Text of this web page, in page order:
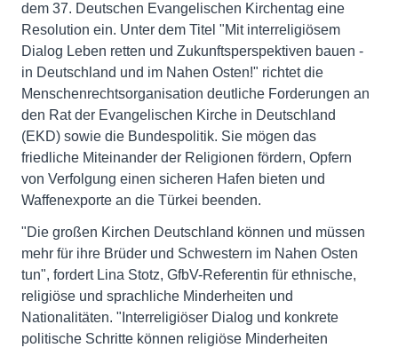
dem 37. Deutschen Evangelischen Kirchentag eine
Resolution ein. Unter dem Titel "Mit interreligiösem
Dialog Leben retten und Zukunftsperspektiven bauen -
in Deutschland und im Nahen Osten!" richtet die
Menschenrechtsorganisation deutliche Forderungen an
den Rat der Evangelischen Kirche in Deutschland
(EKD) sowie die Bundespolitik. Sie mögen das
friedliche Miteinander der Religionen fördern, Opfern
von Verfolgung einen sicheren Hafen bieten und
Waffenexporte an die Türkei beenden.
"Die großen Kirchen Deutschland können und müssen
mehr für ihre Brüder und Schwestern im Nahen Osten
tun", fordert Lina Stotz, GfbV-Referentin für ethnische,
religiöse und sprachliche Minderheiten und
Nationalitäten. "Interreligiöser Dialog und konkrete
politische Schritte können religiöse Minderheiten